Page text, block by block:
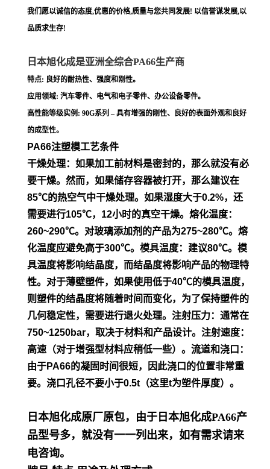
我们愿以诚信的态度,优惠的价格,质量与您共同发展! 以信誉谋发展,以
品质求生存!
日本旭化成是亚洲全综合PA66生产商
特点: 良好的耐热性、强度和刚性。
应用领域: 汽车零件、电气和电子零件、办公设备零件。
高性能等级实例: 90G系列 – 具有增强的刚性、良好的表面外观和良好
的成型性。
PA66注塑模工艺条件
干燥处理：如果加工前材料是密封的，那么就没有必
要干燥。然而，如果储存容器被打开，那么建议在
85℃的热空气中干燥处理。如果湿度大于0.2%，还
需要进行105℃，12小时的真空干燥。 熔化温度：
260~290℃。对玻璃添加剂的产品为275~280℃。熔
化温度应避免高于300℃。模具温度：建议80℃。模
具温度将影响结晶度，而结晶度将影响产品的物理特
性。对于薄壁塑件，如果使用低于40℃的模具温度，
则塑件的结晶度将随着时间而变化，为了保持塑件的
几何稳定性，需要进行退火处理。 注射压力：通常在
750~1250bar，取决于材料和产品设计。 注射速度：
高速（对于增强型材料应稍低一些）。流道和浇口：
由于PA66的凝固时间很短，因此浇口的位置非常重
要。浇口孔径不要小于0.5t（这里t为塑件厚度）。
日本旭化成原厂原包，由于日本旭化成PA66产
品型号多，就没有一一列出来，如有需求请来
电咨询。